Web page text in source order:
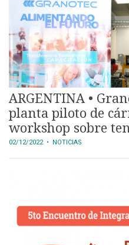
ARGENTINA •
planta piloto de
workshop sobre
02/12/2022• NOTICIAS